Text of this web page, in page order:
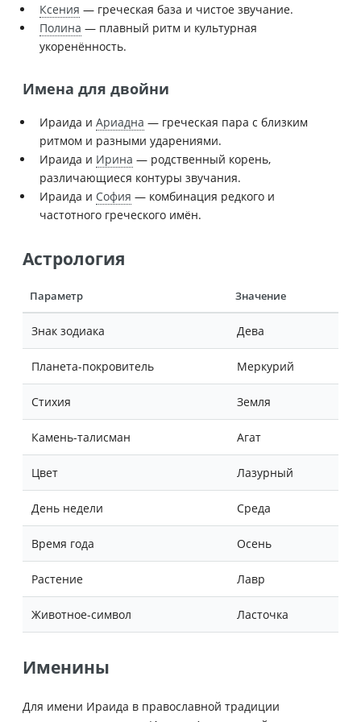
Ксения — греческая база и чистое звучание.
Полина — плавный ритм и культурная
укоренённость.
Имена для двойни
Ираида и Ариадна — греческая пара с близким
ритмом и разными ударениями.
Ираида и Ирина — родственный корень,
различающиеся контуры звучания.
Ираида и София — комбинация редкого и
частотного греческого имён.
Астрология
Параметр Значение
Знак зодиака Дева
Планета-покровитель Меркурий
Стихия Земля
Камень-талисман Агат
Цвет Лазурный
День недели Среда
Время года Осень
Растение Лавр
Животное-символ Ласточка
Именины
Для имени Ираида в православной традиции